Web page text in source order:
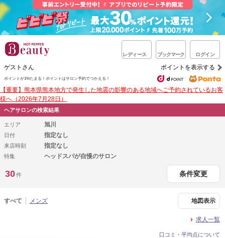
レディース ブックマーク ログイン
ゲストさん ポイントを表示する
ポイントが1%たまる！ ポイントはサロン予約でつかえる！
【重要】熊本県熊本地方で発生した地震の影響のある地域へご予約されているお客
様へ（2026年7月28日）
ヘアサロンの検索結果
エリア 旭川
日付 指定なし
来店時刻 指定なし
特集 ヘッドスパが自慢のサロン
30件 条件変更
すべて メンズ 地図表示
求人一覧
口コミ・平均点について